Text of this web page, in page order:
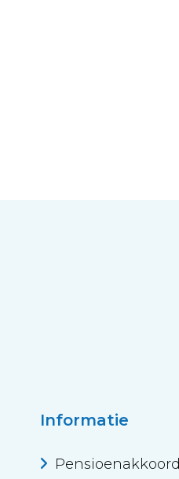
Informatie
Pensioenakkoord